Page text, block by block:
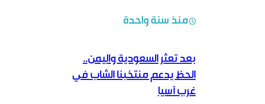
منذ سنة واحدة
بعد تعثر السعودية واليمن..
الحظ يدعم منتخبنا الشاب في
غرب آسيا